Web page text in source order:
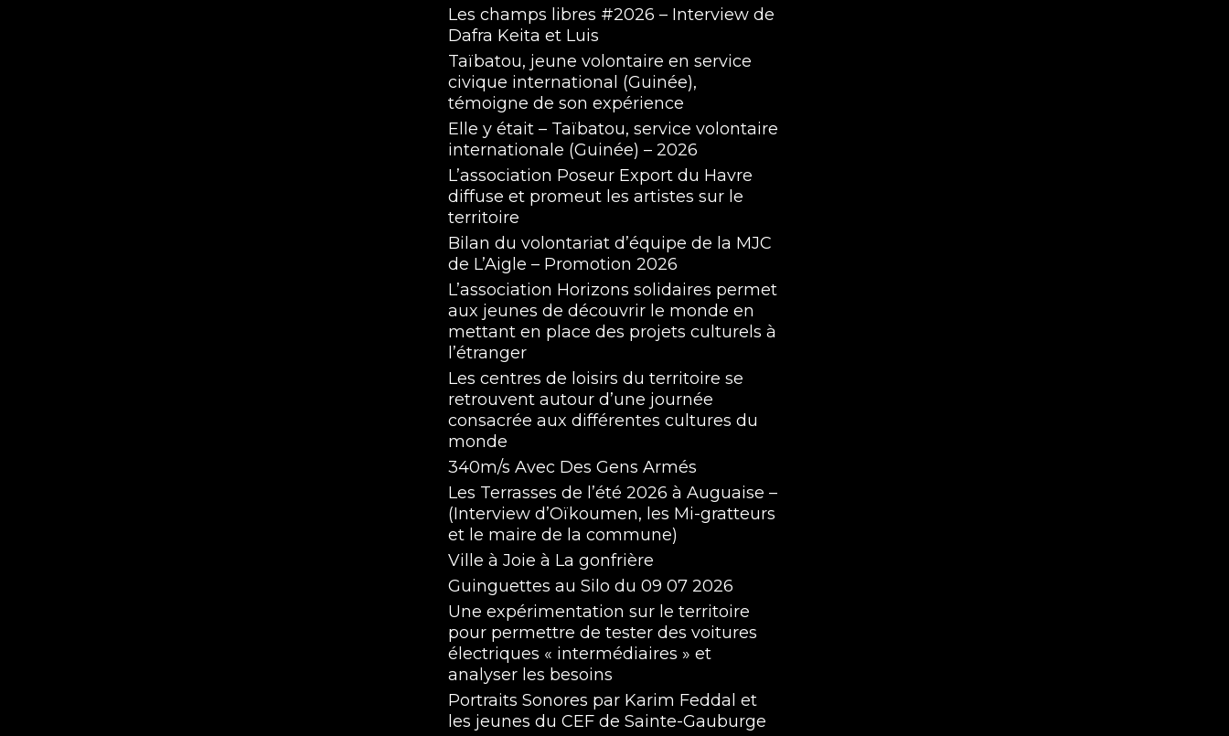
Les champs libres #2026 – Interview de
Dafra Keita et Luis
Taïbatou, jeune volontaire en service
civique international (Guinée),
témoigne de son expérience
Elle y était – Taïbatou, service volontaire
internationale (Guinée) – 2026
L’association Poseur Export du Havre
diffuse et promeut les artistes sur le
territoire
Bilan du volontariat d’équipe de la MJC
de L’Aigle – Promotion 2026
L’association Horizons solidaires permet
aux jeunes de découvrir le monde en
mettant en place des projets culturels à
l’étranger
Les centres de loisirs du territoire se
retrouvent autour d’une journée
consacrée aux différentes cultures du
monde
340m/s Avec Des Gens Armés
Les Terrasses de l’été 2026 à Auguaise –
(Interview d’Oïkoumen, les Mi-gratteurs
et le maire de la commune)
Ville à Joie à La gonfrière
Guinguettes au Silo du 09 07 2026
Une expérimentation sur le territoire
pour permettre de tester des voitures
électriques « intermédiaires » et
analyser les besoins
Portraits Sonores par Karim Feddal et
les jeunes du CEF de Sainte-Gauburge